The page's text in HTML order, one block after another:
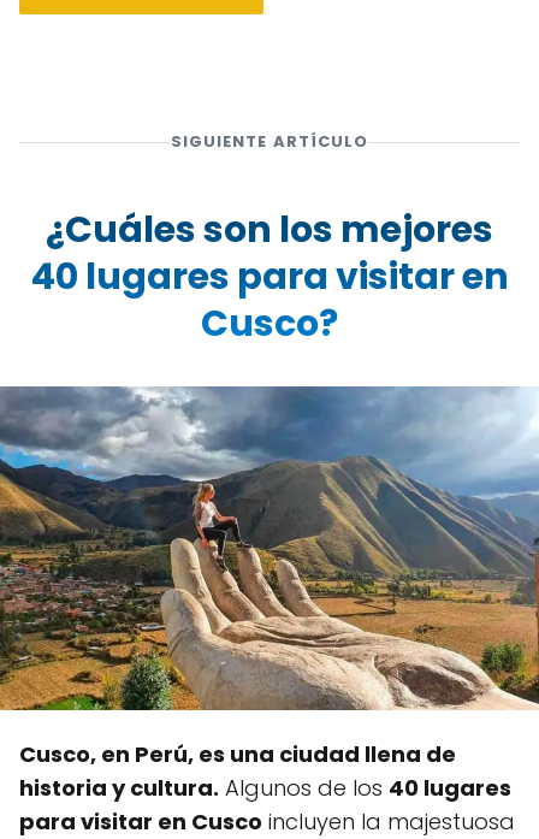
SIGUIENTE ARTÍCULO
¿Cuáles son los mejores
40 lugares para visitar en
Cusco?
Cusco, en Perú, es una ciudad llena de
historia y cultura. Algunos de los 40 lugares
para visitar en Cusco incluyen la majestuosa